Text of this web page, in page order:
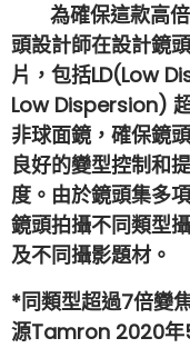
為確保這款高倍
頭設計師在設計鏡
片，包括LD(Low
Low Dispersion)
非球面鏡，確保鏡
良好的變型控制和
度。由於鏡頭集多
鏡頭拍攝不同類型
及不同攝影題材。
*同類型超過7倍變
源Tamron 2020年